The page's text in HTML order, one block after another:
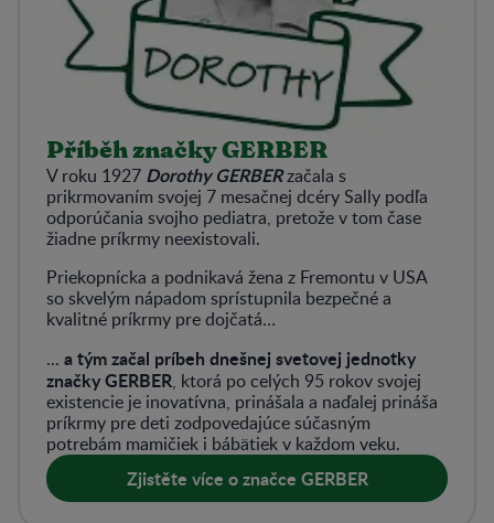
Příběh značky GERBER
V roku 1927 Dorothy GERBERzačala s
prikrmovaním svojej 7 mesačnej dcéry Sally podľa
odporúčania svojho pediatra, pretože v tom čase
žiadne príkrmy neexistovali.
Priekopnícka a podnikavá žena z Fremontu v USA
so skvelým nápadom sprístupnila bezpečné a
kvalitné príkrmy pre dojčatá…
... a tým začal príbeh dnešnej svetovej jednotky
značky GERBER, ktorá po celých 95 rokov svojej
existencie je inovatívna, prinášala a naďalej prináša
príkrmy pre deti zodpovedajúce súčasným
potrebám mamičiek i bábätiek v každom veku.
Zjistěte více o značce GERBER